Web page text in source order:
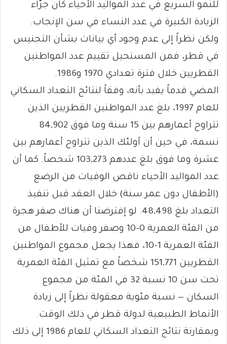
للنمو السريع في عدد المواليد الأحياء كان جرّاء
الزيادة الكبيرة في عدد النساء في سن الإنجاب.
ولكن نظراً إلى عدم وجود أي بيانات بشأن التجنيس
في قطر، فمن المستحيل تقييم عدد المواطنين
القطريين خلال فترة تعدادي 1970 و1986.
المضي قدماً يفيد بأنه، وفقاً لنتائج التعداد السكاني
للعام 1997، بلغ عدد المواطنين القطريين الذين
تتراوح أعمارهم بين 15 سنة وما فوق 84,902
نسمة، في حين أن أولئك الذين تتراوح أعمارهم بين
عشرة وما فوق بلغ عددهم 103,273 شخصاً. كما أن
عدد المواليد الأحياء ناقص الوفيات من الرضع
(الأطفال دون عمر سنة) خلال العقد قبل تنفيذ
التعداد بلغ 48,498. لو إفترضنا أن هناك صفر هجرة
من الفئة العمرية 0-10 وصفر وفيات للأطفال من
الفئة العمرية 1-10، فهذا يجعل مجموع المواطنين
القطريين 151,771 شخصاً مع تمثيل الفئة العمرية
تحت سن 10 نسبة 32 في المئة من مجموع
السكان — نسبة مئوية معقولة نظراً إلى زيادة
الأنماط الطبيعية لدولة قطر في ذلك الوقت.
وبمقارنة نتائج التعداد السكاني للعام 1986 إلى ذلك